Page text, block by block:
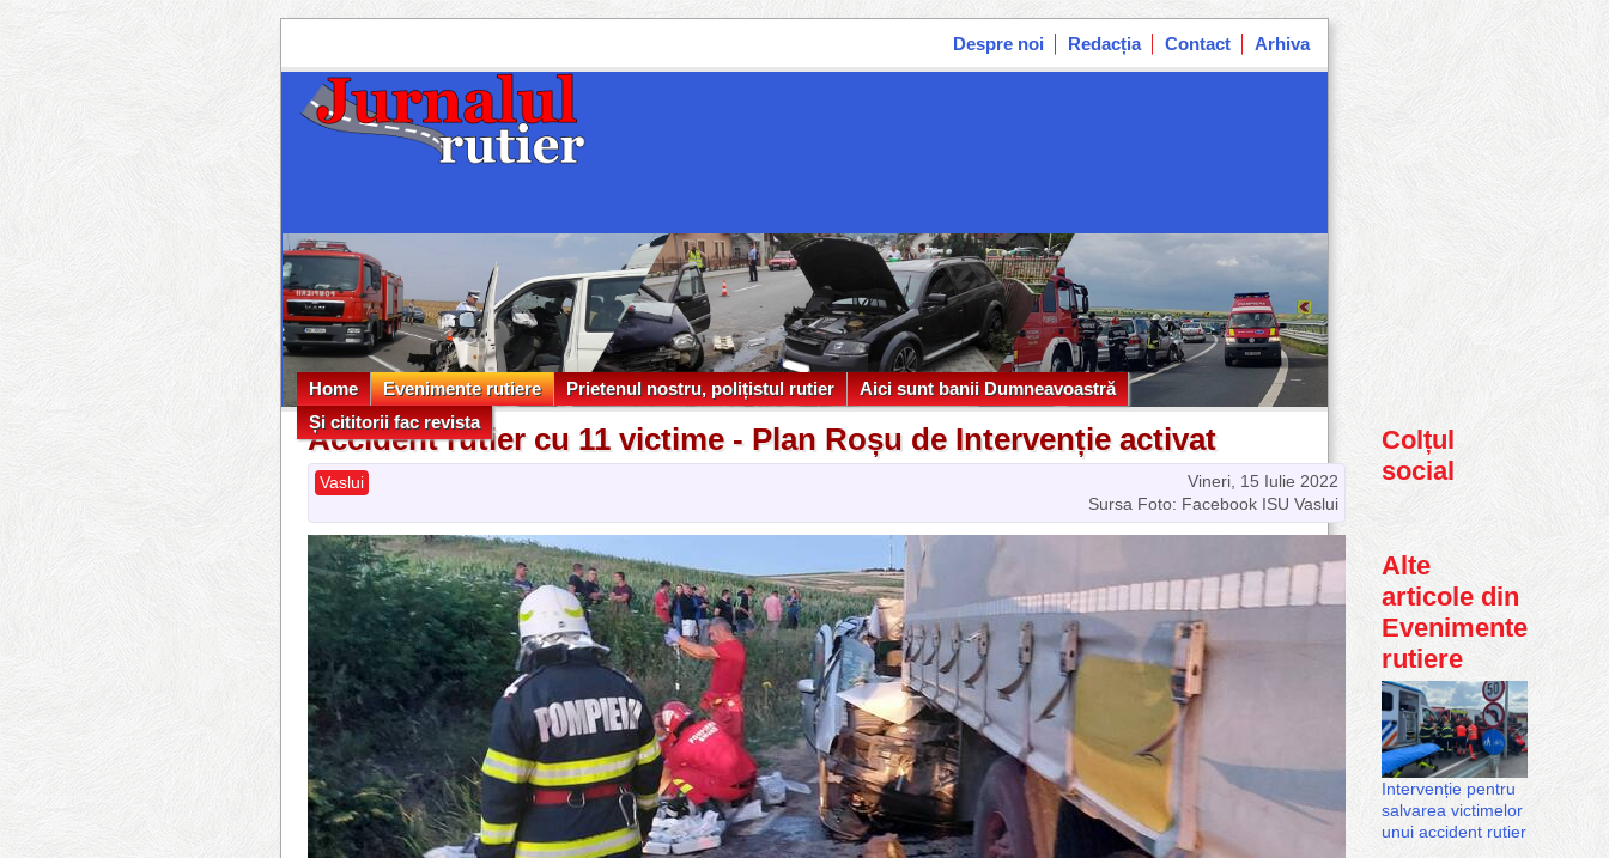
Despre noi Redacția Contact Arhiva
Home Evenimente rutiere
Evenimente rutiere
Prietenul nostru, polițistul rutier Aici sunt banii Dumneavoastră
Și cititorii fac revista
Și cititorii fac revista
Accident rutier cu 11 victime - Plan Roșu de Intervenție activat
Vineri, 15 Iulie 2022
Vaslui
Sursa Foto: Facebook ISU Vaslui
Colțul
social
Alte
articole din
Evenimente
rutiere
Intervenție pentru
salvarea victimelor
unui accident rutier